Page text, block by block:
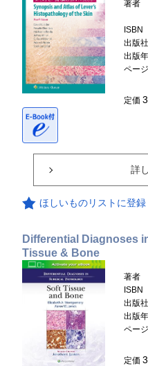
著者
ISBN
出版社
出版年
ペー
定価
詳
ほしいものリストに登録
Differential Diagnoses
Tissue & Bone
著者
ISBN
出版社
出版年
ペー
定価